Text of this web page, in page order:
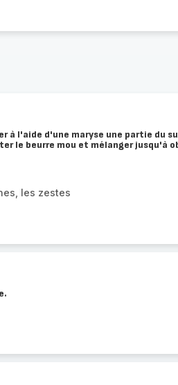
à l'aide d'une maryse une partie du
le beurre mou et mélanger jusqu'à
les zestes